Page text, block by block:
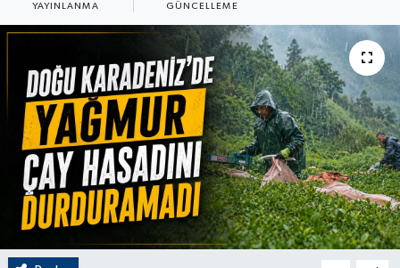
YAYINLANMA GÜNCELLEME
Dış Haberler
Dünya
EĞİTİM
EKONOMİ
English News
Finans